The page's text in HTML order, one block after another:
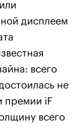
дисплеем
всего
не
премии iF
всего